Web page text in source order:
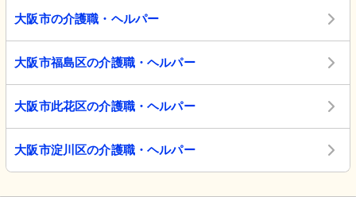
大阪市の介護職・ヘルパー
大阪市福島区の介護職・ヘルパー
大阪市此花区の介護職・ヘルパー
大阪市淀川区の介護職・ヘルパー